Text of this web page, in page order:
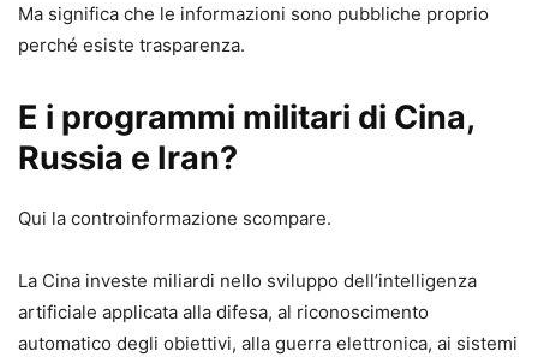
Ma significa che le informazioni sono pubbliche proprio
perché esiste trasparenza.
E i programmi militari di Cina,
Russia e Iran?
Qui la controinformazione scompare.
La Cina investe miliardi nello sviluppo dell’intelligenza
artificiale applicata alla difesa, al riconoscimento
automatico degli obiettivi, alla guerra elettronica, ai sistemi